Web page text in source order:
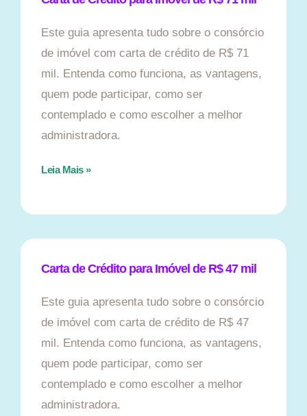
Este guia apresenta tudo sobre o consórcio
de imóvel com carta de crédito de R$ 71
mil. Entenda como funciona, as vantagens,
quem pode participar, como ser
contemplado e como escolher a melhor
administradora.
Leia Mais »
Carta de Crédito para Imóvel de R$ 47 mil
Este guia apresenta tudo sobre o consórcio
de imóvel com carta de crédito de R$ 47
mil. Entenda como funciona, as vantagens,
quem pode participar, como ser
contemplado e como escolher a melhor
administradora.